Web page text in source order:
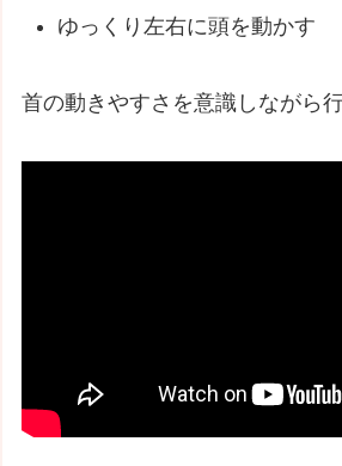
ゆっくり左右に頭を動かす
首の動きやすさを意識しながら